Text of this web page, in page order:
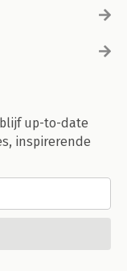
up-to-date
inspirerende